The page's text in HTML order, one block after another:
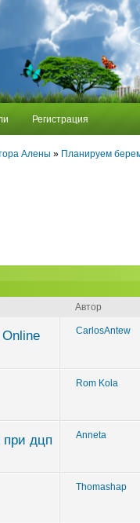
Регистрация
Алены » Планируем
Автор
CarlosAntew
Rom Kola
при дцп Anneta
Thomashap